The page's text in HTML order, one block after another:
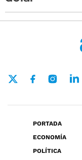
PORTADA
ECONOMÍA
POLÍTICA